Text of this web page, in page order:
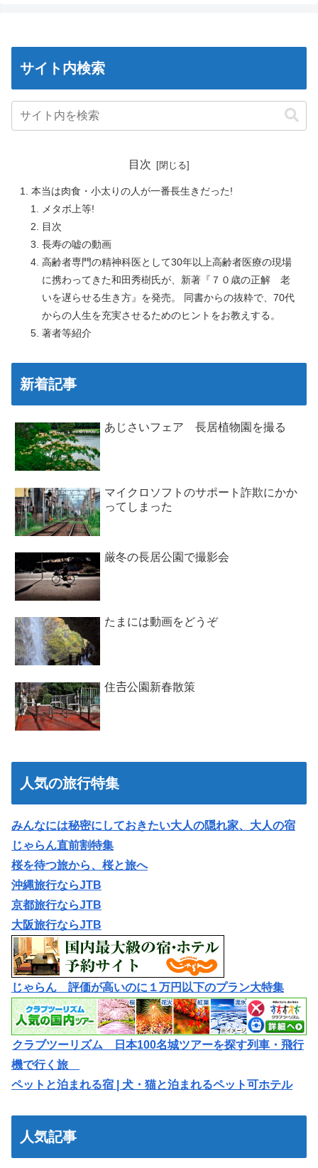
サイト内検索
目次
本当は肉食・小太りの人が一番長生きだった!
メタボ上等!
目次
長寿の嘘の動画
高齢者専門の精神科医として30年以上高齢者医療の現場
に携わってきた和田秀樹氏が、新著『７０歳の正解 老
いを遅らせる生き方』を発売。 同書からの抜粋で、70代
からの人生を充実させるためのヒントをお教えする。
著者等紹介
新着記事
あじさいフェア 長居植物園を撮る
マイクロソフトのサポート詐欺にかか
ってしまった
厳冬の長居公園で撮影会
たまには動画をどうぞ
住𠮷公園新春散策
人気の旅行特集
みんなには秘密にしておきたい大人の隠れ家、大人の宿
じゃらん直前割特集
桜を待つ旅から、桜と旅へ
沖縄旅行ならJTB
京都旅行ならJTB
大阪旅行ならJTB
じゃらん 評価が高いのに１万円以下のプラン大特集
クラブツーリズム 日本100名城ツアーを探す列車・飛行
機で行く旅
ペットと泊まれる宿 | 犬・猫と泊まれるペット可ホテル
人気記事